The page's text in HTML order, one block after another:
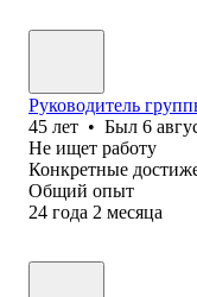
Руководитель
45 лет • Был 6
Не ищет работу
Конкретные
Общий опыт
24 года 2 месяца